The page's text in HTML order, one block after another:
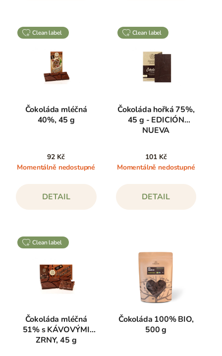
clean label
Čokoláda mléčná
40%, 45 g
92 Kč
Momentálně nedostupné
DETAIL
clean label
Čokoláda hořká 75%,
45 g - EDICIÓN
NUEVA
101 Kč
Momentálně nedostupné
DETAIL
clean label
Čokoláda mléčná
51% s KÁVOVÝMI
ZRNY, 45 g
Čokoláda 100% BIO,
500 g